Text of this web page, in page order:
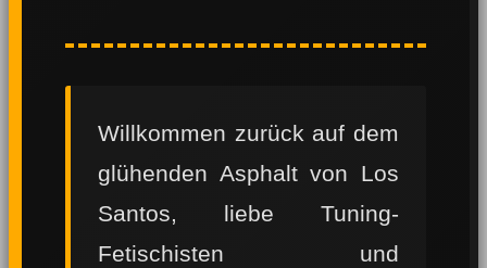
Willkommen zurück auf dem
glühenden Asphalt von Los
Santos, liebe Tuning-
Fetischisten und